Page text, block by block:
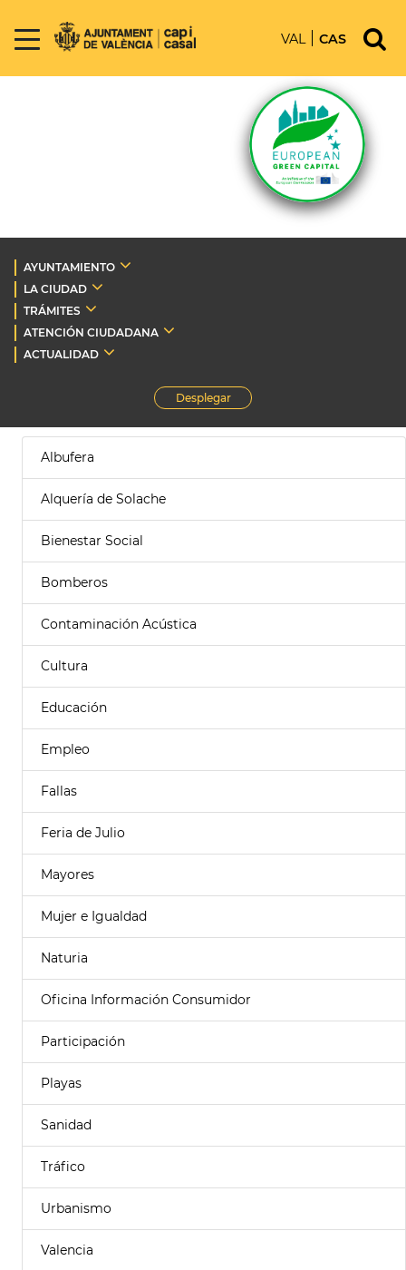
VAL CAS
AYUNTAMIENTO
LA CIUDAD
TRÁMITES
ATENCIÓN CIUDADANA
ACTUALIDAD
Desplegar
Albufera
Alquería de Solache
Bienestar Social
Bomberos
Contaminación Acústica
Cultura
Educación
Empleo
Fallas
Feria de Julio
Mayores
Mujer e Igualdad
Naturia
Oficina Información Consumidor
Participación
Playas
Sanidad
Tráfico
Urbanismo
Valencia